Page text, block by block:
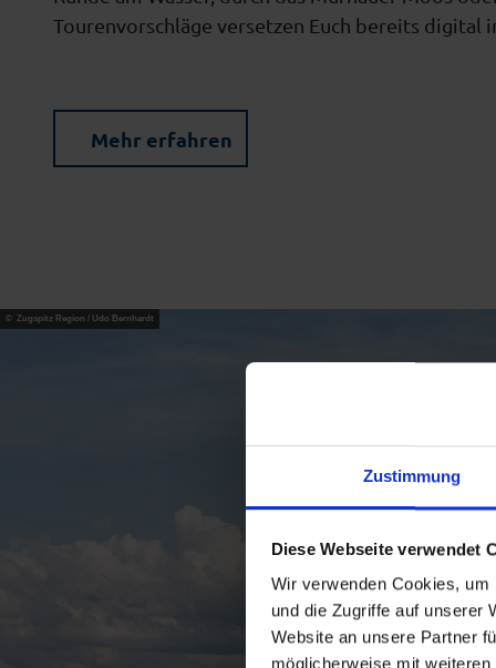
Zustimmung
Diese Webseite verwendet
Wir verwenden Cookies,
und die Zugriffe auf unserer
Website an unsere Partner
möglicherweise mit
Tourenvorschläge versetzen Euch bereits digital
Mehr erfahren
© Zugspitz Region / Udo Bernhardt